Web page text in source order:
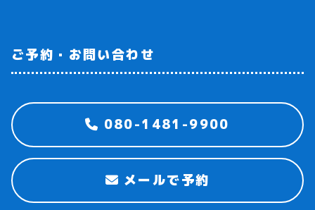
ご予約・お問い合わせ
080-1481-9900
メールで予約